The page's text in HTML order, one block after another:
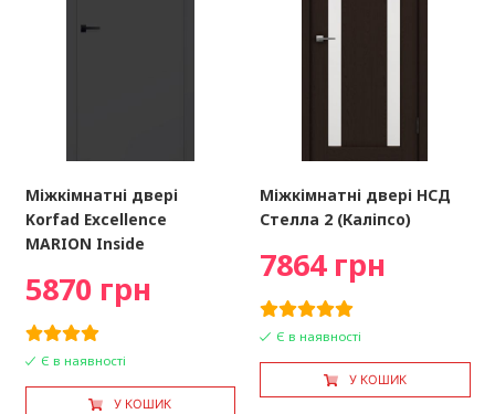
Міжкімнатні двері
Korfad Excellence
MARION Inside
5870 грн
Є в наявності
У КОШИК
Міжкімнатні двері НСД
Стелла 2 (Каліпсо)
7864 грн
Є в наявності
У КОШИК